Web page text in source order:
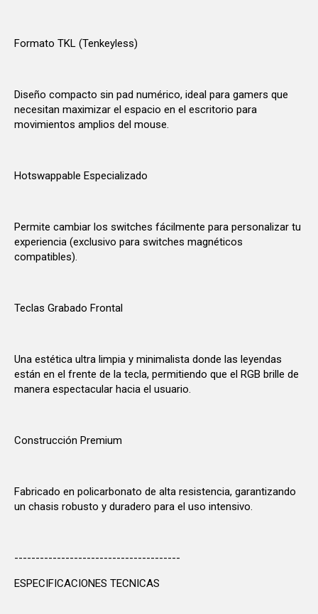
Formato TKL (Tenkeyless)
Diseño compacto sin pad numérico, ideal para gamers que
necesitan maximizar el espacio en el escritorio para
movimientos amplios del mouse.
Hotswappable Especializado
Permite cambiar los switches fácilmente para personalizar tu
experiencia (exclusivo para switches magnéticos
compatibles).
Teclas Grabado Frontal
Una estética ultra limpia y minimalista donde las leyendas
están en el frente de la tecla, permitiendo que el RGB brille de
manera espectacular hacia el usuario.
Construcción Premium
Fabricado en policarbonato de alta resistencia, garantizando
un chasis robusto y duradero para el uso intensivo.
---------------------------------------
ESPECIFICACIONES TECNICAS